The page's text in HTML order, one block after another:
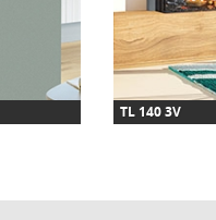
TL 140 3V